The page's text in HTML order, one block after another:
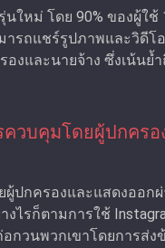
ใหม่ โดย 90% ของผู้ใ
รถแชร์รูปภาพและวิดีโ
งและนายจ้าง ซึ่งเน้นย้
ควบคุมโดยผู้ปกครอ
ปกครองและแสดงออก
งไรก็ตามการใช้
กวนพวกเขาโดยการส่